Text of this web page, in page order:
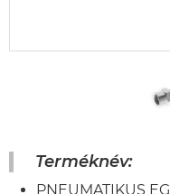
Terméknév:
PNEUMATIKUS